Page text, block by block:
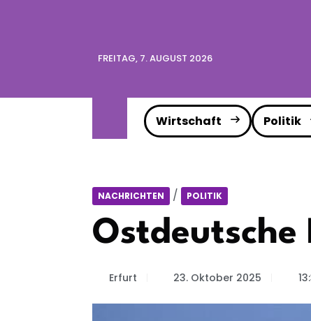
FREITAG, 7. AUGUST 2026
Wirtschaft Politik
NACHRICHTEN / POLITIK
Ostdeutsche
Erfurt 23. Oktober 2025